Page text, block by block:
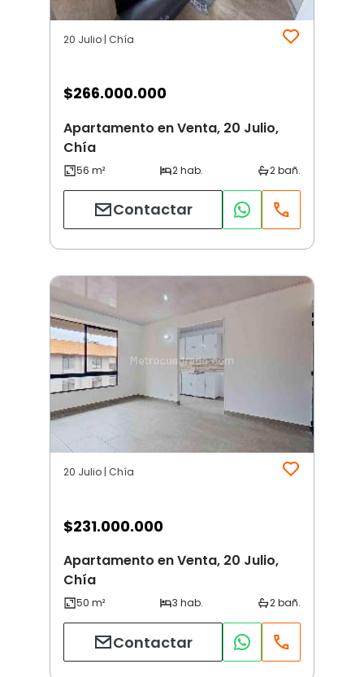
20 Julio | Chía
$266.000.000
Apartamento en Venta, 20 Julio,
Chía
Contactar
20 Julio | Chía
$231.000.000
Apartamento en Venta, 20 Julio,
Chía
Contactar